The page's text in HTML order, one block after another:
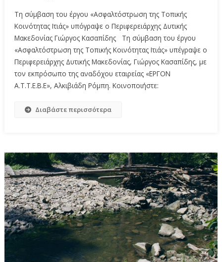
Τη σύμβαση του έργου «Ασφαλτόστρωση της Τοπικής
Κοινότητας Ιτιάς» υπόγραψε ο Περιφερειάρχης Δυτικής
Μακεδονίας Γιώργος Κασαπίδης Τη σύμβαση του έργου
«Ασφαλτόστρωση της Τοπικής Κοινότητας Ιτιάς» υπέγραψε ο
Περιφερειάρχης Δυτικής Μακεδονίας, Γιώργος Κασαπίδης, με
τον εκπρόσωπο της αναδόχου εταιρείας «ΕΡΓΟΝ
Α.Τ.Τ.Ε.Β.Ε», Αλκιβιάδη Ρόμπη. Κοινοποιήστε:
Διαβάστε περισσότερα